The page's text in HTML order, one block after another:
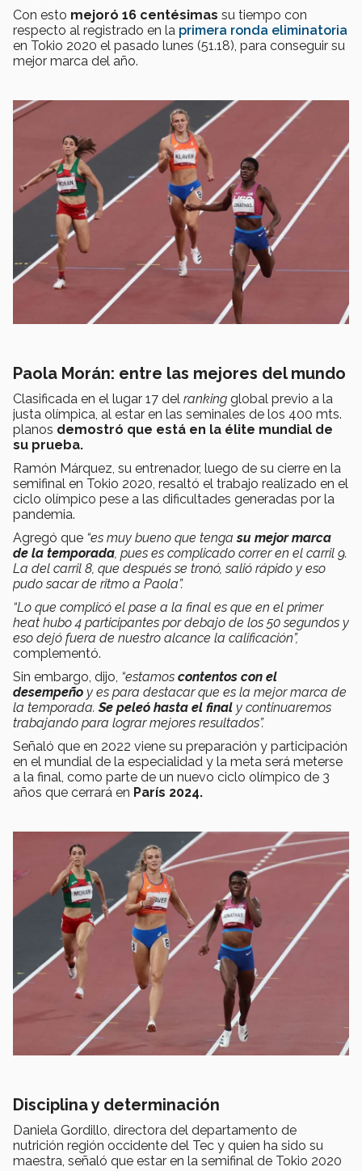
Con esto mejoró 16 centésimas su tiempo con
respecto al registrado en la primera ronda eliminatoria
en Tokio 2020 el pasado lunes (51.18), para conseguir su
mejor marca del año.
Paola Morán: entre las mejores del mundo
Clasificada en el lugar 17 del ranking global previo a la
justa olímpica, al estar en las seminales de los 400 mts.
planos demostró que está en la élite mundial de
su prueba.
Ramón Márquez, su entrenador, luego de su cierre en la
semifinal en Tokio 2020, resaltó el trabajo realizado en el
ciclo olímpico pese a las dificultades generadas por la
pandemia.
Agregó que “es muy bueno que tengasu mejor marca
de la temporada, pues es complicado correr en el carril 9.
La del carril 8, que después se tronó, salió rápido y eso
pudo sacar de ritmo a Paola”.
“Lo que complicó el pase a la final es que en el primer
heat hubo 4 participantes por debajo de los 50 segundos y
eso dejó fuera de nuestro alcance la calificación”,
complementó.
Sin embargo, dijo, “estamos contentos con el
desempeño y es para destacar que es la mejor marca de
la temporada.Se peleó hasta el final y continuaremos
trabajando para lograr mejores resultados”.
Señaló que en 2022 viene su preparación y participación
en el mundial de la especialidad y la meta será meterse
a la final, como parte de un nuevo ciclo olímpico de 3
años que cerrará en París 2024.
Disciplina y determinación
Daniela Gordillo, directora del departamento de
nutrición región occidente del Tec y quien ha sido su
maestra, señaló que estar en la semifinal de Tokio 2020